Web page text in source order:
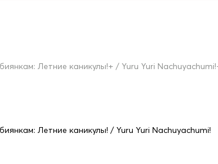
Летние каникулы!+ / Yuru Yuri
Летние каникулы! / Yuru Yuri Nachuyachumi!